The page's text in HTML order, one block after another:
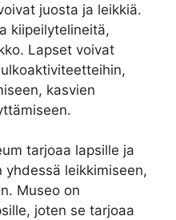
juosta ja leikkiä.
kiipeilytelineitä,
Lapset voivat
kasvien
tarjoaa lapsille ja
yhdessä leikkimiseen,
Museo on
joten se tarjoaa